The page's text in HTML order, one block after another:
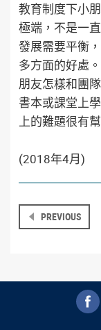
教育制度下小
極端，不是一
發展需要平衡
多方面的好處
朋友怎樣和團
書本或課堂上
上的難題很有幫
(2018年4月)
PREVIOUS